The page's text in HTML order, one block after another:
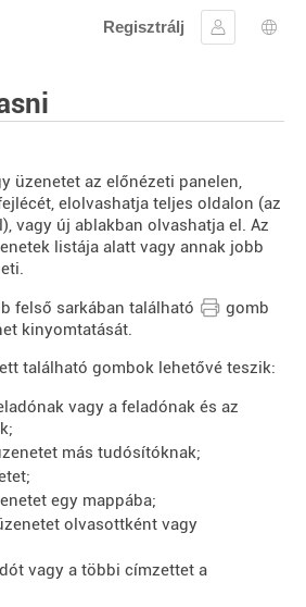
Regisztrálj
üzenetet az előnézeti panelen,
elolvashatja teljes oldalon (az
vagy új ablakban olvashatja el. Az
listája alatt vagy annak jobb
felső sarkában található
gomb
kinyomtatását.
található gombok lehetővé teszik:
vagy a feladónak és az
más tudósítóknak;
egy mappába;
olvasottként vagy
vagy a többi címzettet a